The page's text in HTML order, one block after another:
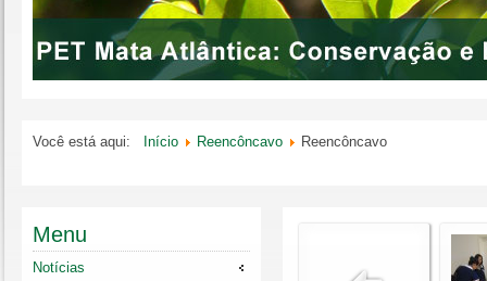
Você está aqui: Início Reencôncavo Reencôncavo
Menu
Notícias